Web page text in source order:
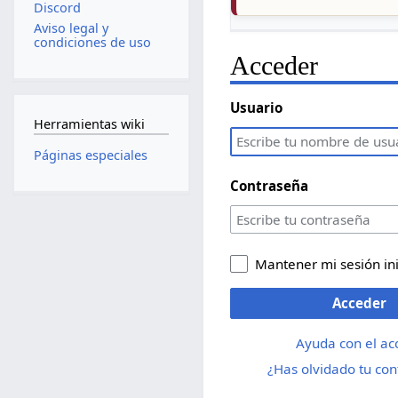
Acceder
Usuario
Contraseña
Mantener mi sesión
Acceder
Ayuda con el
¿Has olvidado tu
Discord
Aviso legal y
condiciones de uso
Herramientas wiki
Páginas especiales